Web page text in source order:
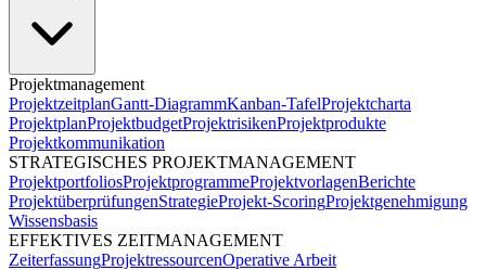
Projektmanagement
ProjektzeitplanGantt-DiagrammKanban-TafelProjektcharta
ProjektplanProjektbudgetProjektrisikenProjektprodukte
Projektkommunikation
STRATEGISCHES PROJEKTMANAGEMENT
ProjektportfoliosProjektprogrammeProjektvorlagenBerichte
ProjektüberprüfungenStrategieProjekt-ScoringProjektgenehmigung
Wissensbasis
EFFEKTIVES ZEITMANAGEMENT
ZeiterfassungProjektressourcenOperative Arbeit